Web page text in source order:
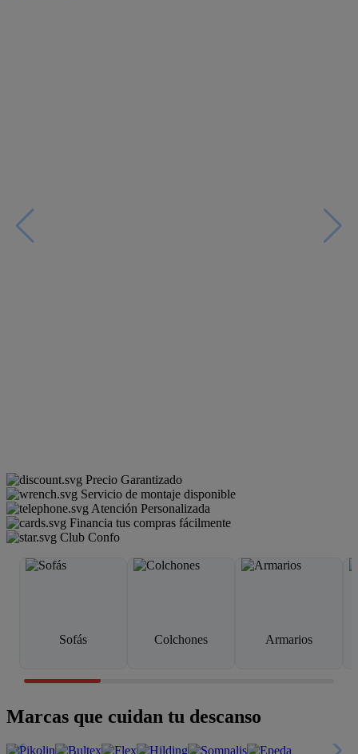
Precio Garantizado
Servicio de montaje disponible
Atención Personalizada
Financia tus compras fácilmente
Club Confo
Sofás Colchones Armarios
Marcas que cuidan tu descanso